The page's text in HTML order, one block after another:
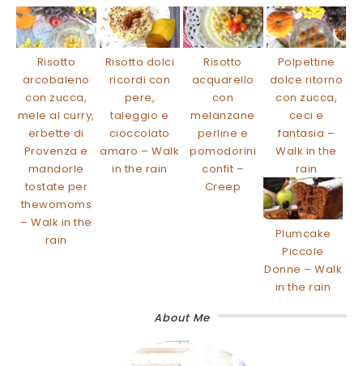
Risotto
arcobaleno
con zucca,
mele al curry,
erbette di
Provenza e
mandorle
tostate per
thewomoms
– Walk in the
rain
Risotto dolci
ricordi con
pere,
taleggio e
cioccolato
amaro – Walk
in the rain
Risotto
acquarello
con
melanzane
perline e
pomodorini
confit –
Creep
Polpettine
dolce ritorno
con zucca,
ceci e
fantasia –
Walk in the
rain
Plumcake
Piccole
Donne – Walk
in the rain
About Me